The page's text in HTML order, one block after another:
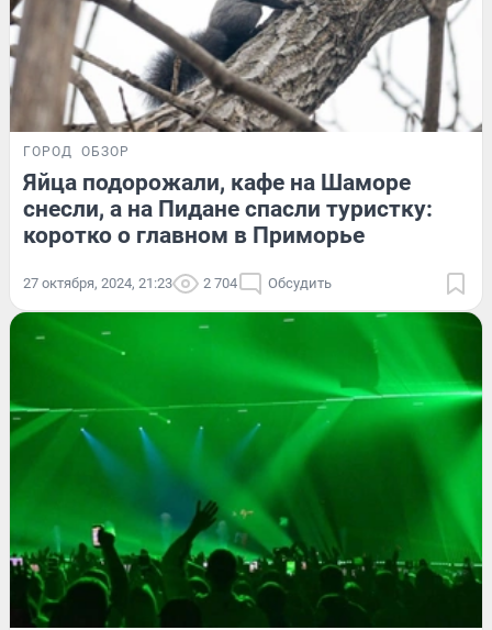
ГОРОД ОБЗОР
Яйца подорожали, кафе на Шаморе
снесли, а на Пидане спасли туристку:
коротко о главном в Приморье
27 октября, 2024, 21:23 2 704 Обсудить